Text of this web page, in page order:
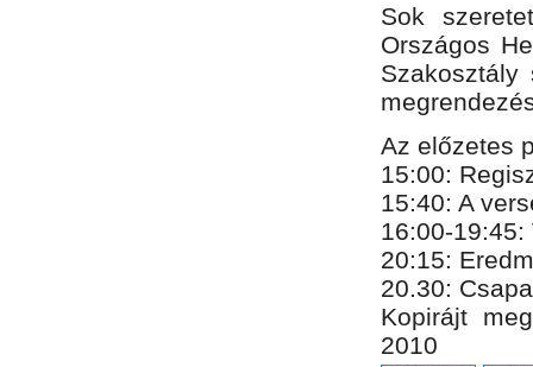
Sok
Országos
Az előzetes
15:00:
15:40: A
16:00-19:45:
20:​15​:
​20.30:
Kopirájt
2010